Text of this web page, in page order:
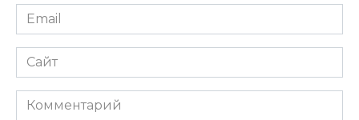
Email
*
Сайт
Комментарий